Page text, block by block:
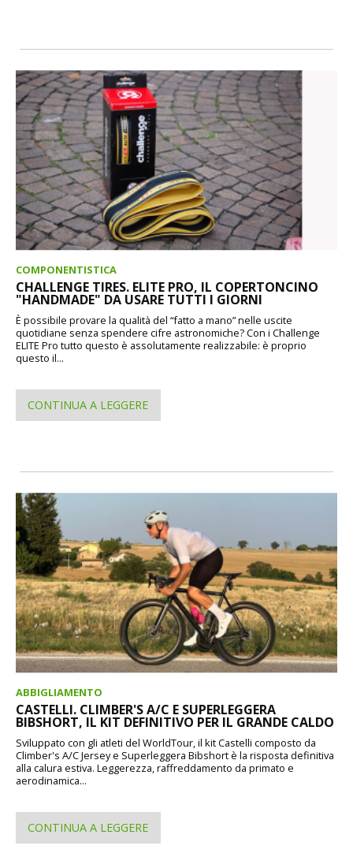
COMPONENTISTICA
CHALLENGE TIRES. ELITE PRO, IL COPERTONCINO
"HANDMADE" DA USARE TUTTI I GIORNI
È possibile provare la qualità del “fatto a mano” nelle uscite
quotidiane senza spendere cifre astronomiche? Con i Challenge
ELITE Pro tutto questo è assolutamente realizzabile: è proprio
questo il...
CONTINUA A LEGGERE
ABBIGLIAMENTO
CASTELLI. CLIMBER'S A/C E SUPERLEGGERA
BIBSHORT, IL KIT DEFINITIVO PER IL GRANDE CALDO
Sviluppato con gli atleti del WorldTour, il kit Castelli composto da
Climber's A/C Jersey e Superleggera Bibshort è la risposta definitiva
alla calura estiva. Leggerezza, raffreddamento da primato e
aerodinamica...
CONTINUA A LEGGERE